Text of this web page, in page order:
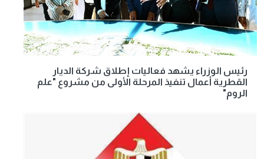
رئيس الوزراء يشهد فعاليات إطلاق شركة الديار
القطرية أعمال تنفيذ المرحلة الأولى من مشروع "علم
الروم"